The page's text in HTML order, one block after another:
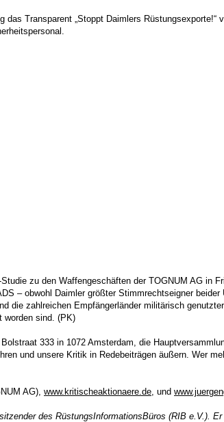
Transparent „Stoppt Daimlers
zu den Waffengeschäften der TOGNUM AG in
– obwohl Daimler größter Stimmrechtseigner
zahlreichen Empfängerländer militärisch
worden sind. (PK)
333 in 1072 Amsterdam, die
und unsere Kritik in Redebeiträgen äußern. Wer
AG), www.kritischeaktionaere.de, und
des RüstungsInformationsBüros (RIB e.V.).